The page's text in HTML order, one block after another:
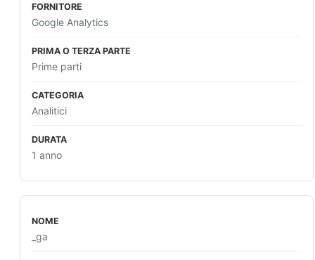
Google Analytics
Prime parti
Analitici
1 anno
_ga